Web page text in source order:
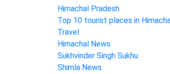
Himachal Pradesh
Top 10 tourist places in
Travel
Himachal News
Sukhvinder Singh Sukhu
Shimla News